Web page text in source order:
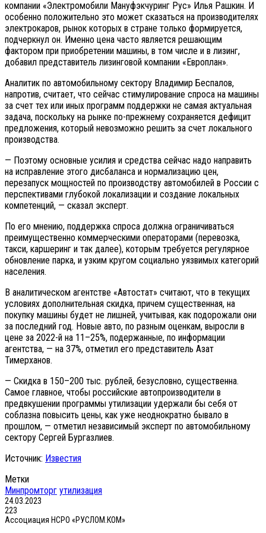
компании «Электромобили Мануфэкчуринг Рус» Илья Рашкин. И
особенно положительно это может сказаться на производителях
электрокаров, рынок которых в стране только формируется,
подчеркнул он. Именно цена часто является решающим
фактором при приобретении машины, в том числе и в лизинг,
добавил представитель лизинговой компании «Европлан».
Аналитик по автомобильному сектору Владимир Беспалов,
напротив, считает, что сейчас стимулирование спроса на машины
за счет тех или иных программ поддержки не самая актуальная
задача, поскольку на рынке по-прежнему сохраняется дефицит
предложения, который невозможно решить за счет локального
производства.
— Поэтому основные усилия и средства сейчас надо направить
на исправление этого дисбаланса и нормализацию цен,
перезапуск мощностей по производству автомобилей в России с
перспективами глубокой локализации и создание локальных
компетенций, — сказал эксперт.
По его мнению, поддержка спроса должна ограничиваться
преимущественно коммерческими операторами (перевозка,
такси, каршеринг и так далее), которым требуется регулярное
обновление парка, и узким кругом социально уязвимых категорий
населения.
В аналитическом агентстве «Автостат» считают, что в текущих
условиях дополнительная скидка, причем существенная, на
покупку машины будет не лишней, учитывая, как подорожали они
за последний год. Новые авто, по разным оценкам, выросли в
цене за 2022-й на 11–25%, подержанные, по информации
агентства, — на 37%, отметил его представитель Азат
Тимерханов.
— Скидка в 150–200 тыс. рублей, безусловно, существенна.
Самое главное, чтобы российские автопроизводители в
предвкушении программы утилизации удержали бы себя от
соблазна повысить цены, как уже неоднократно бывало в
прошлом, — отметил независимый эксперт по автомобильному
сектору Сергей Бургазлиев.
Источник: Известия
Метки
Минпромторг утилизация
24.03.2023
223
Ассоциация НСРО «РУСЛОМ.КОМ»